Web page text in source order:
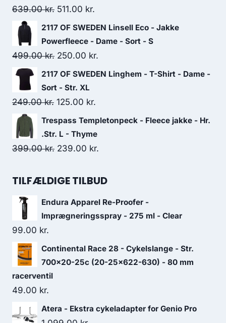
699.00 kr..
639.00kr. Original
price
was:
639.00 kr..
511.00 kr.
price
is:
511.00 kr..
2117 OF SWEDEN Linsell Eco - Jakke
Powerfleece - Dame - Sort - S
499.00kr. Original
price
was:
499.00 kr..
250.00 kr.
price
2117 OF SWEDEN Linghem - T-Shirt - Dame -
Sort - Str. XL
249.00kr. Original
price
was:
249.00 kr..
125.00 kr.
price
is:
125.00 kr..
Trespass Templetonpeck - Fleece jakke - Hr.
.Str. L - Thyme
399.00kr. Original
was:
239.00 kr.
is:
TILFÆLDIGE TILBUD
Endura Apparel Re-Proofer -
Imprægneringsspray - 275 ml - Clear
99.00 kr.
Continental Race 28 - Cykelslange - Str.
700x20-25c (20-25x622-630) - 80 mm
racerventil
49.00 kr.
Atera - Ekstra cykeladapter for Genio Pro